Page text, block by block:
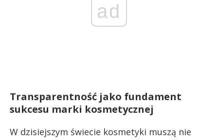
ad
Transparentność jako fundament
sukcesu marki kosmetycznej
W dzisiejszym świecie kosmetyki muszą nie